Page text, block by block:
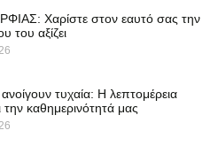
Χαρίστε στον εαυτό σας την
του αξίζει
τυχαία: Η λεπτομέρεια
καθημερινότητά μας